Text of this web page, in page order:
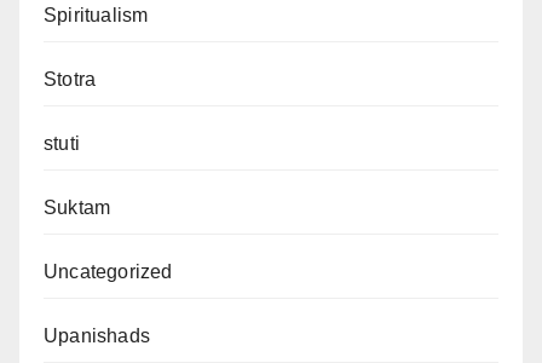
Spiritualism
Stotra
stuti
Suktam
Uncategorized
Upanishads